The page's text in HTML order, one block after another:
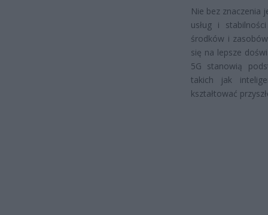
Nie bez znaczenia
usług i
środków i
się na lepsze
5G stanowią
takich jak
kształtować